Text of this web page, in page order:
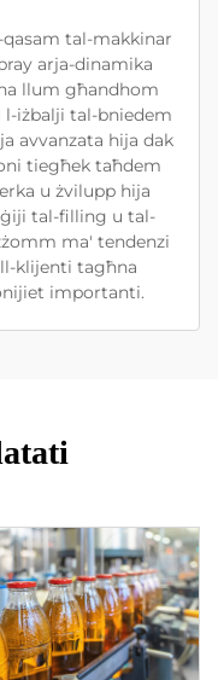
tal-makkinar
arja-dinamika
llum għandhom
iżbalji tal-bniedem
avvanzata hija dak
tiegħek taħdem
u żvilupp hija
tal-filling u tal-
ma' tendenzi
klijenti tagħna
importanti.